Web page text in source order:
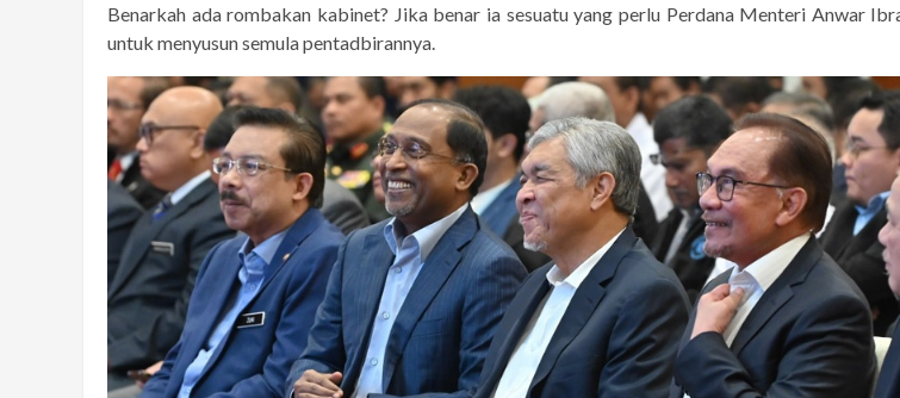
Benarkah ada rombakan kabinet? Jika benar ia sesuatu yang perlu Perdana Menteri Anwar
untuk menyusun semula pentadbirannya.